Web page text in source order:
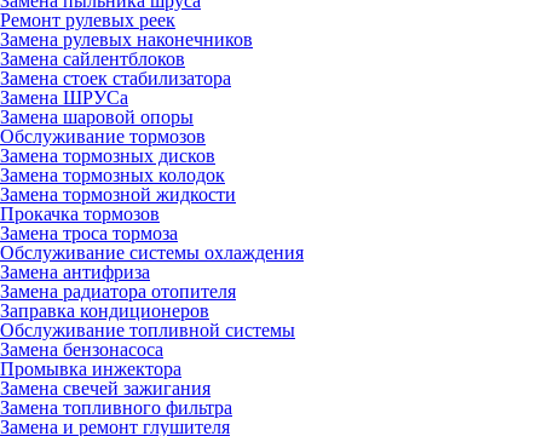
Ремонт рулевых реек
Замена рулевых наконечников
Замена сайлентблоков
Замена стоек стабилизатора
Замена ШРУСа
Замена шаровой опоры
Обслуживание тормозов
Замена тормозных дисков
Замена тормозных колодок
Замена тормозной жидкости
Прокачка тормозов
Замена троса тормоза
Обслуживание системы охлаждения
Замена антифриза
Замена радиатора отопителя
Заправка кондиционеров
Обслуживание топливной системы
Замена бензонасоса
Промывка инжектора
Замена свечей зажигания
Замена топливного фильтра
Замена и ремонт глушителя